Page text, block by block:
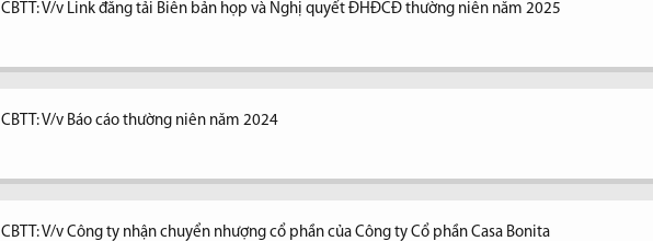
CBTT: V/v Link đăng tải Biên bản họp và Nghị quyết ĐHĐCĐ thường niên năm 2025
CBTT: V/v Báo cáo thường niên năm 2024
CBTT: V/v Công ty nhận chuyển nhượng cổ phần của Công ty Cổ phần Casa Bonita